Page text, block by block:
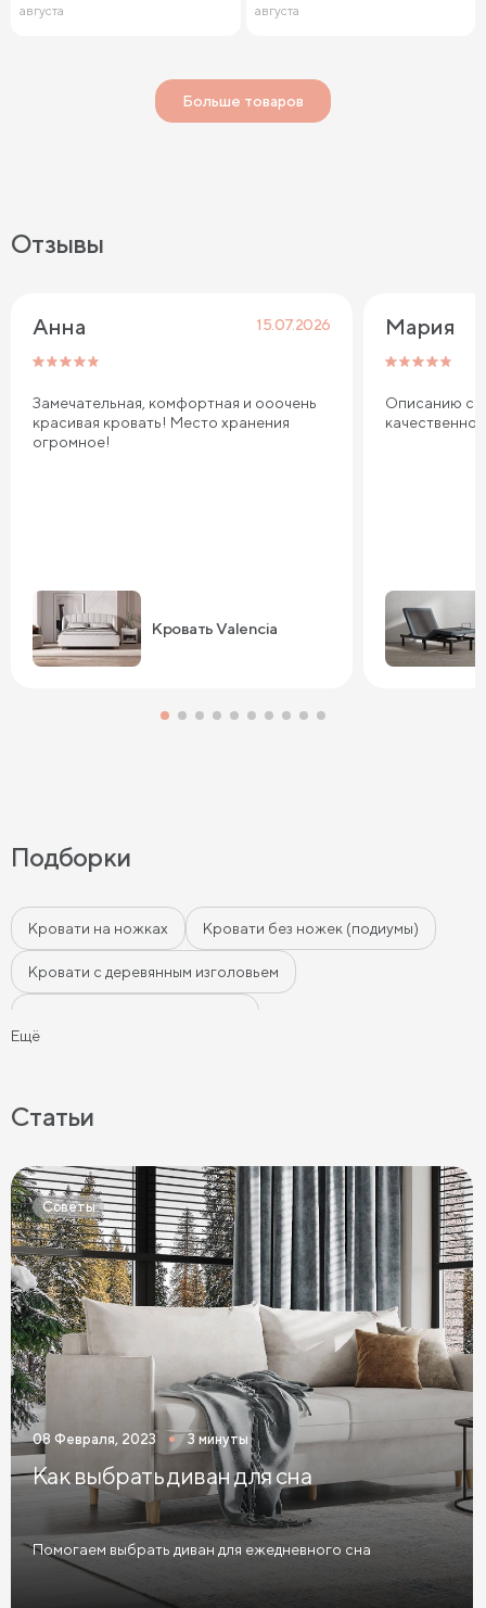
августа
августа
Больше товаров
Отзывы
Анна 15.07.2026
Замечательная, комфортная и ооочень
красивая кровать! Место хранения
огромное!
Кровать Valencia
Мария
Описанию
качественно
Подборки
Кровати на ножках Кровати без ножек (подиумы)
Кровати с деревянным изголовьем
Кровати 120 х 200 с ящиками
Кровати 140 х 200 с ящиками
Кровати 160 х 200 с ящиками
Кровати 180 х 200 с ящиками
Кровати 200 х 200 с ящиками Кровати мятного цвета
Кровати тёмного цвета Кровати горчичного цвета
Кровати бирюзового цвета
Кровати в современном стиле Кровати в стиле лофт
Кровати в скандинавском стиле
Кровати в классическом стиле Кровати без изголовья
Ещё
Статьи
Советы
08 Февраля, 2023 3 минуты
Как выбрать диван для сна
Помогаем выбрать диван для ежедневного сна